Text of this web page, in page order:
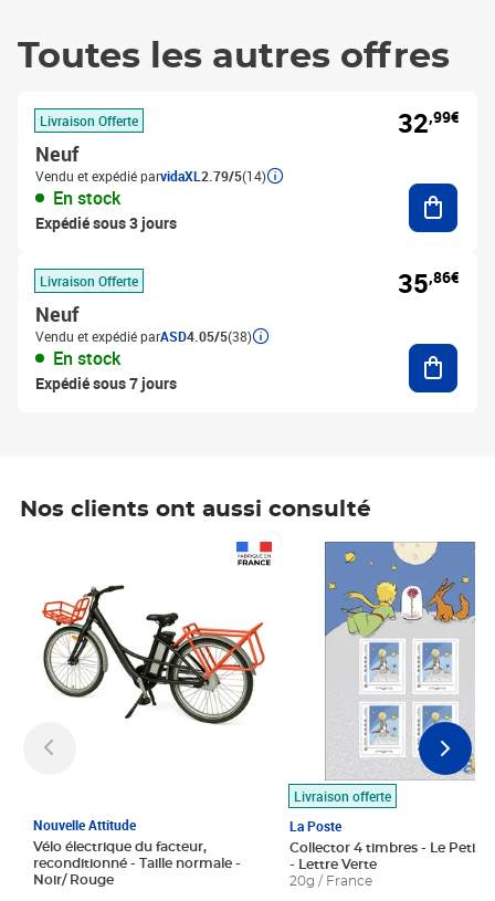
Toutes les autres offres
Livraison Offerte
Neuf
Vendu et expédié parvidaXL 2.79/5(14)
En stock
Expédié sous 3 jours
32,99€
Livraison Offerte
Neuf
Vendu et expédié parASD4.05/5(38)
En stock
Expédié sous 7 jours
35,86€
Nos clients ont aussi consulté
Nouvelle Attitude
Vélo électrique du facteur,
reconditionné - Taille normale -
Noir/ Rouge
Livraison offerte
La Poste
Collector 4 timbres - Le Petit
- Lettre Verte
20g / France
Prix 7,50€